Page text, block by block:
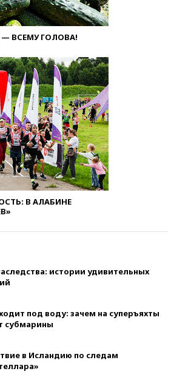
— ВСЕМУ ГОЛОВА!
В АЛАБИНЕ
истории удивительных
под воду: зачем на суперъяхты
субмарины
в Исландию по следам